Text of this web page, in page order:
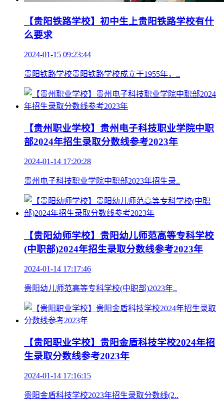
【贵阳铁路学校】初中生上贵阳铁路学校有什
么要求
2024-01-15 09:23:44
贵阳铁路学校贵阳铁路学校成立于1955年，..
【贵州职业学校】贵州电子科技职业学院中职
部2024年招生录取分数线参考2023年
2024-01-14 17:20:28
贵州电子科技职业学院中职部2023年招生录..
【贵阳幼师学校】贵阳幼儿师范高等专科学校
(中职部)2024年招生录取分数线参考2023年
2024-01-14 17:17:46
贵阳幼儿师范高等专科学校(中职部)2023年..
【贵阳职业学校】贵阳金盾科技学校2024年招
生录取分数线参考2023年
2024-01-14 17:16:15
贵阳金盾科技学校2023年招生录取分数线(2..